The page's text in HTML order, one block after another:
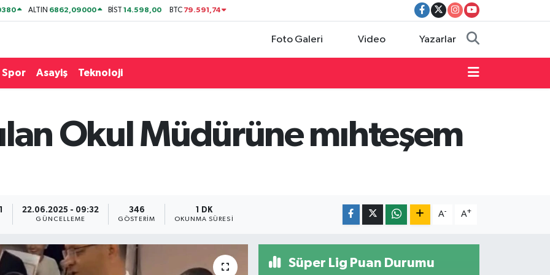
ALTIN 6862,09000 BİST14.598,00 BTC 79.591,74
Foto Galeri Video Yazarlar
Spor Asayiş Teknoloji
Okul Müdürüne mıhteşem
22.06.2025 - 09:32
GÜNCELLEME
346
GÖSTERIM
1 DK
OKUNMA SÜRESI
A- A+
Süper Lig Puan Durumu